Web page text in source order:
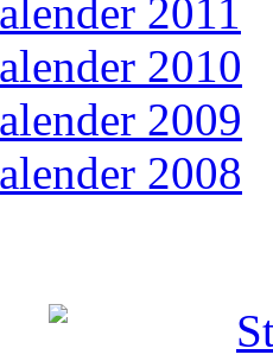
2011
2010
2009
2008